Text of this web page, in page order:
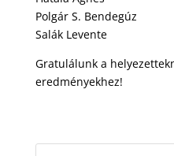
Polgár S. Bendegúz
Salák Levente
Gratulálunk a
eredményekhez!